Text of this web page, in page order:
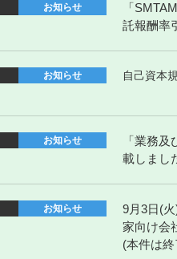
お知らせ
「
託報酬率
お知らせ 自己資本
お知らせ
「業務
載しまし
お知らせ
9月3日(
家向け会
(本件は